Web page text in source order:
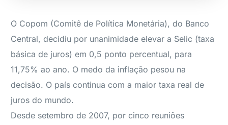
O Copom (Comitê de Política Monetária), do Banco
Central, decidiu por unanimidade elevar a Selic (taxa
básica de juros) em 0,5 ponto percentual, para
11,75% ao ano. O medo da inflação pesou na
decisão. O país continua com a maior taxa real de
juros do mundo.
Desde setembro de 2007, por cinco reuniões